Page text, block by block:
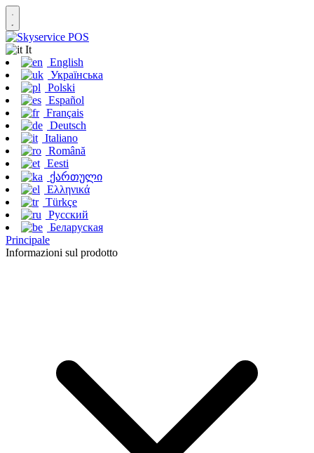
It
English
Українська
Polski
Español
Français
Deutsch
Italiano
Română
Eesti
ქართული
Ελληνικά
Türkçe
Русский
Беларуская
Principale
Informazioni sul prodotto